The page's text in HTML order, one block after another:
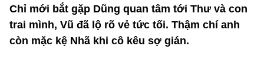
Chỉ mới bắt gặp Dũng quan tâm tới Thư và con
trai mình, Vũ đã lộ rõ vẻ tức tối. Thậm chí anh
còn mặc kệ Nhã khi cô kêu sợ gián.